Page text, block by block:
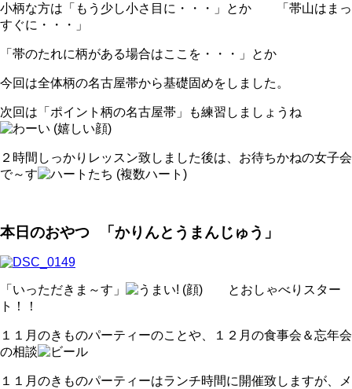
小柄な方は「もう少し小さ目に・・・」とか 「帯山はまっ
すぐに・・・」
「帯のたれに柄がある場合はここを・・・」とか
今回は全体柄の名古屋帯から基礎固めをしました。
次回は「ポイント柄の名古屋帯」も練習しましょうね
２時間しっかりレッスン致しました後は、お待ちかねの女子会
で～す
本日のおやつ 「かりんとうまんじゅう」
「いっただきま～す」
とおしゃべりスター
ト！！
１１月のきものパーティーのことや、１２月の食事会＆忘年会
の相談
１１月のきものパーティーはランチ時間に開催致しますが、メ